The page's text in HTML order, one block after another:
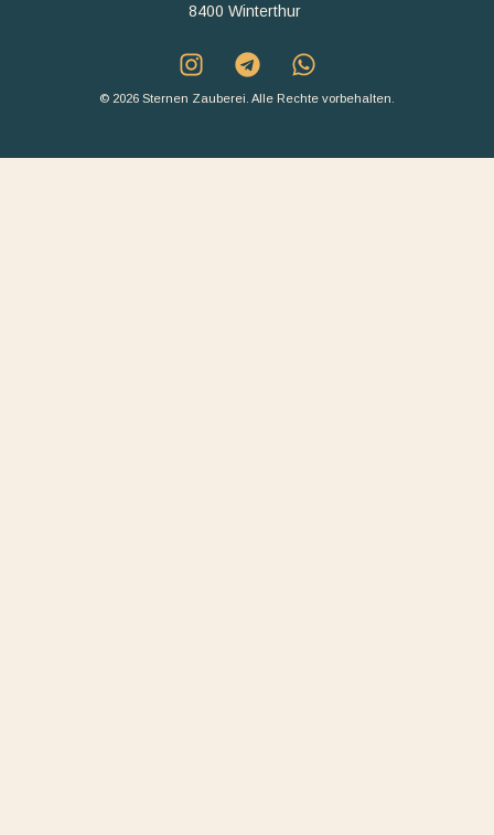
8400 Winterthur
© 2026 Sternen Zauberei. Alle Rechte vorbehalten.